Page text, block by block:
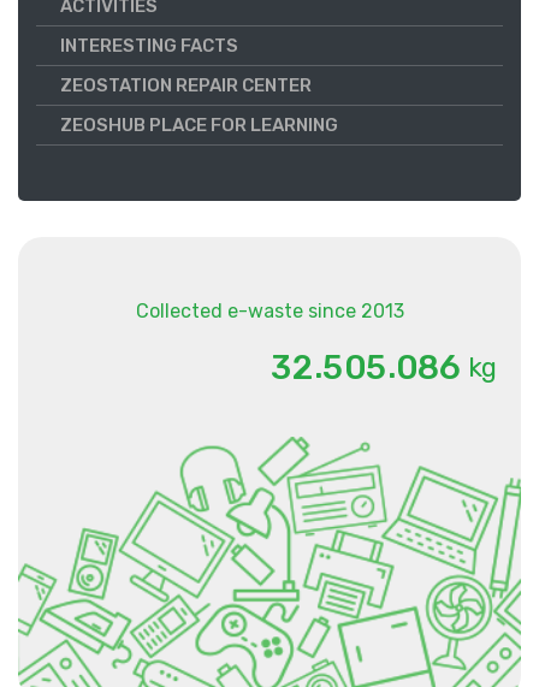
ACTIVITIES
INTERESTING FACTS
ZEOSTATION REPAIR CENTER
ZEOSHUB PLACE FOR LEARNING
Collected e-waste since 2013
32.505.086 kg